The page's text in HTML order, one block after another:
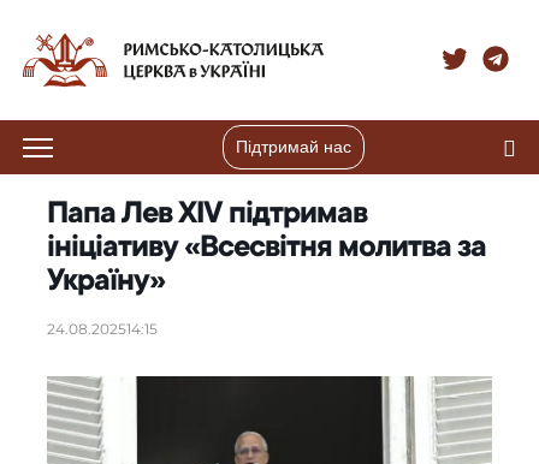
Підтримай нас
Папа Лев XIV підтримав
ініціативу «Всесвітня молитва за
Україну»
24.08.202514:15